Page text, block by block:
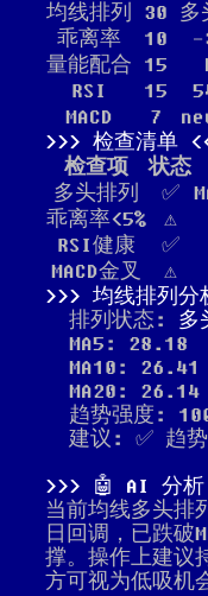
均线排列
30 多
乖离率
10
-
量能配合 15
RSI
15
MACD
7
检查清单
检查项
状态
多头排列
✅
乖离率<5%
⚠️
RSI健康
✅
MACD金叉
⚠️
均线排列分
排列状态: 多
MA5: 28.18
MA10: 26.41
MA20: 26.14
趋势强度:
建议: ✅ 趋势
🤖 AI 分析
当前均线多头排
日回调，已跌破
撑。操作上建议
方可视为低吸机